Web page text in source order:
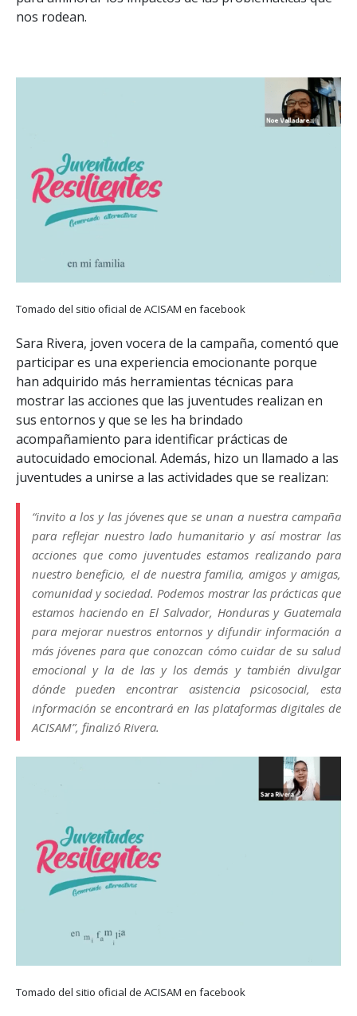
nos rodean.
Tomado del sitio oficial de ACISAM en facebook
Sara Rivera, joven vocera de la campaña, comentó que
participar es una experiencia emocionante porque
han adquirido más herramientas técnicas para
mostrar las acciones que las juventudes realizan en
sus entornos y que se les ha brindado
acompañamiento para identificar prácticas de
autocuidado emocional. Además, hizo un llamado a las
juventudes a unirse a las actividades que se realizan:
“invito a los y las jóvenes que se unan a nuestra campaña
para reflejar nuestro lado humanitario y así mostrar las
acciones que como juventudes estamos realizando para
nuestro beneficio, el de nuestra familia, amigos y amigas,
comunidad y sociedad. Podemos mostrar las prácticas que
estamos haciendo en El Salvador, Honduras y Guatemala
para mejorar nuestros entornos y difundir información a
más jóvenes para que conozcan cómo cuidar de su salud
emocional y la de las y los demás y también divulgar
dónde pueden encontrar asistencia psicosocial, esta
información se encontrará en las plataformas digitales de
ACISAM”, finalizó Rivera.
Tomado del sitio oficial de ACISAM en facebook